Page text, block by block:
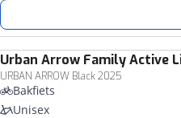
Urban Arrow Family Active
URBAN ARROW Black 2025
Bakfiets
Unisex